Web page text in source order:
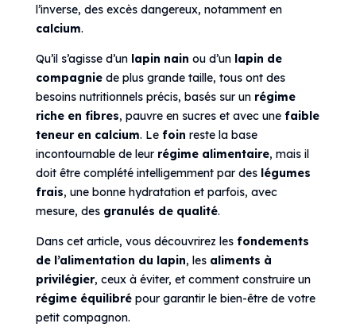
l’inverse, des excès dangereux, notamment en
calcium.
Qu’il s’agisse d’un lapin nain ou d’un lapin de
compagniede plus grande taille, tous ont des
besoins nutritionnels précis, basés sur un régime
riche en fibres, pauvre en sucres et avec une faible
teneur en calcium. Le foin reste la base
incontournable de leur régime alimentaire, mais il
doit être complété intelligemment par des légumes
frais, une bonne hydratation et parfois, avec
mesure, des granulés de qualité.
Dans cet article, vous découvrirez les fondements
de l’alimentation du lapin, les aliments à
privilégier, ceux à éviter, et comment construire un
régime équilibrépour garantir le bien-être de votre
petit compagnon.